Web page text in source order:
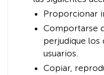
Proporcionar
Comportarse
perjudique los
usuarios.
Copiar,